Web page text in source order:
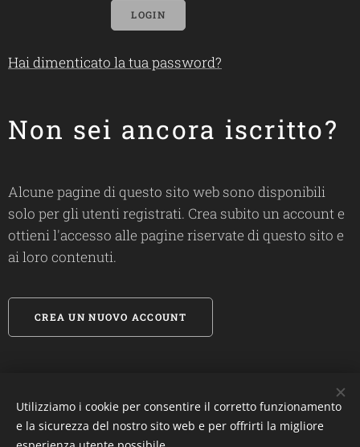
LOGIN
Hai dimenticato la tua password?
Non sei ancora iscritto?
Alcune pagine di questo sito web sono disponibili
solo per gli utenti registrati. Crea subito un account e
ottieni l'accesso alle pagine riservate di questo sito e
ai loro contenuti.
CREA UN NUOVO ACCOUNT
#biosandietdottfrancescalanza
Utilizziamo i cookie per consentire il corretto funzionamento
e la sicurezza del nostro sito web e per offrirti la migliore